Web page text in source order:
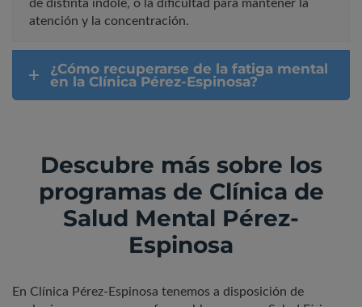
de distinta índole, o la dificultad para mantener la
atención y la concentración.
¿Cómo recuperarse de la fatiga mental
en la Clínica Pérez-Espinosa?
Descubre más sobre los
programas de Clínica de
Salud Mental Pérez-
Espinosa
En Clínica Pérez-Espinosa tenemos a disposición de